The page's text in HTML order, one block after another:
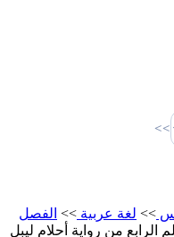
>>
>> لغة عربية >> الفصل
من رواية أحلام ليبل